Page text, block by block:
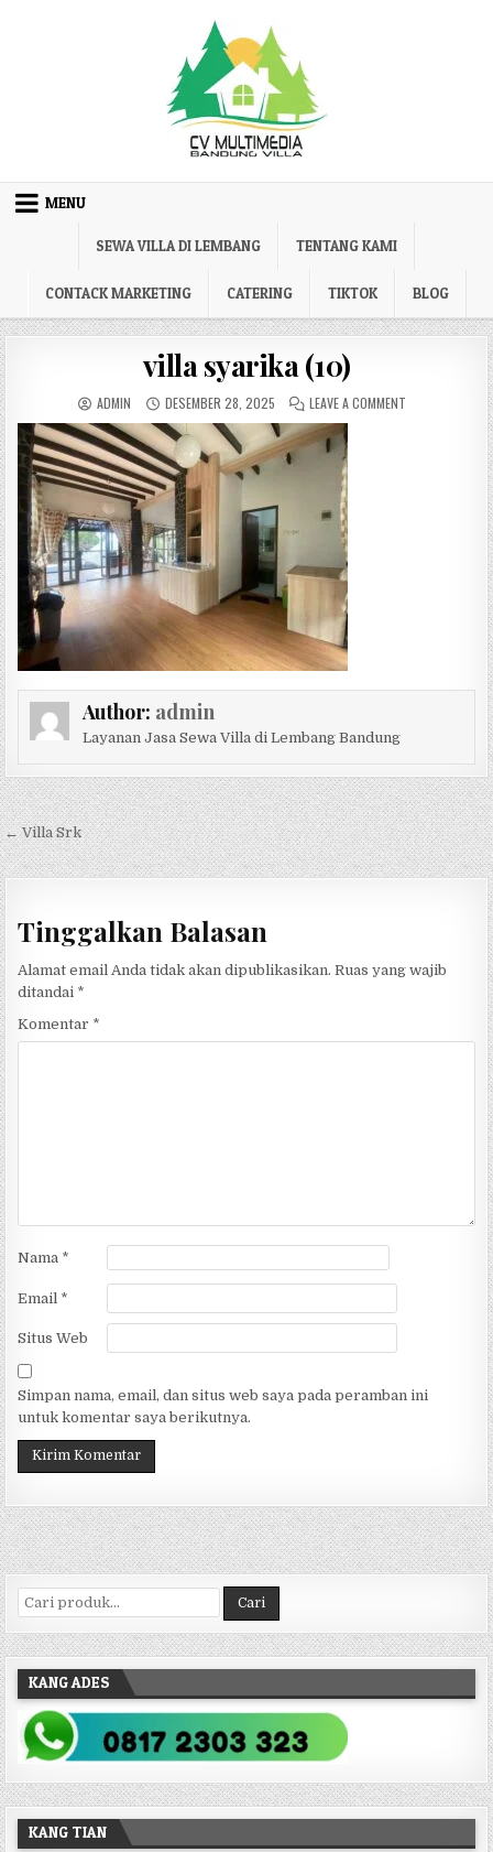
MENU
SEWA VILLA DI LEMBANG TENTANG KAMI
CONTACK MARKETING CATERING TIKTOK BLOG
villa syarika (10)
AUTHOR:
ADMIN PUBLISHED DATE:
DESEMBER 28, 2025 LEAVE A COMMENTON VILLA
Author: admin
Layanan Jasa Sewa Villa di Lembang Bandung
Navigasi pos
← Villa Srk
Tinggalkan Balasan
Alamat email Anda tidak akan dipublikasikan. Ruas yang wajib
ditandai *
Komentar *
Nama *
Email *
Situs Web
Simpan nama, email, dan situs web saya pada peramban ini
untuk komentar saya berikutnya.
Pencarian untuk: Cari
KANG ADES
KANG TIAN